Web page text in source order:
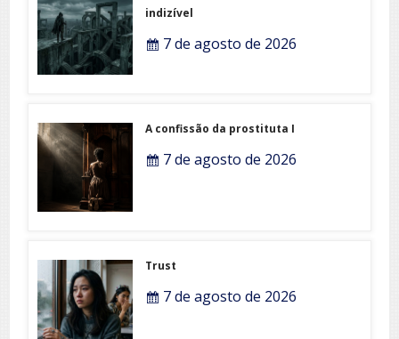
indizível
7 de agosto de 2026
A confissão da prostituta I
7 de agosto de 2026
Trust
7 de agosto de 2026